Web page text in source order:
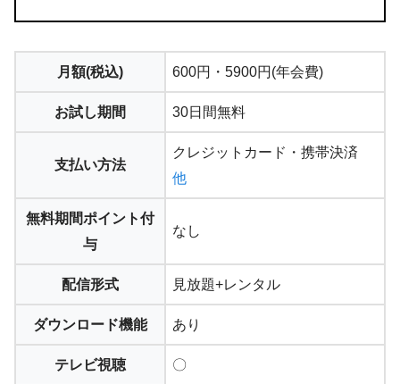
STEP.3
契約内容の確認・解約をタップします
月額(税込) 600円・5900円(年会費)
お試し期間 30日間無料
支払い方法
クレジットカード・携帯決済
他
無料期間ポイント付
与
なし
配信形式 見放題+レンタル
ダウンロード機能 あり
テレビ視聴 〇